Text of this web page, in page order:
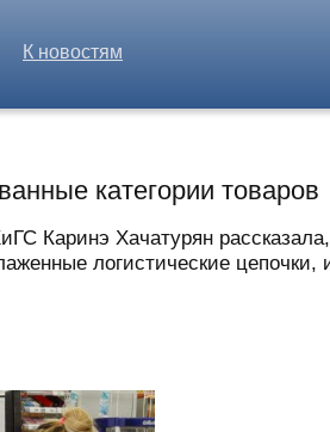
К новостям
категории товаров
Каринэ Хачатурян
логистические цепочки,